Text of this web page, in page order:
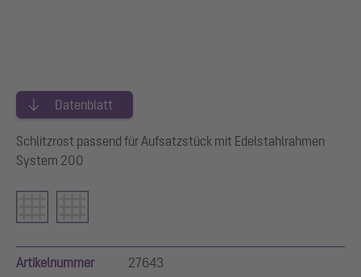
Datenblatt
Schlitzrost passend für Aufsatzstück mit Edelstahlrahmen
System 200
Artikelnummer 27643